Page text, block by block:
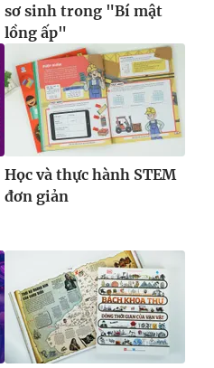
sơ sinh trong "Bí mật
lồng ấp"
Học và thực hành STEM
đơn giản